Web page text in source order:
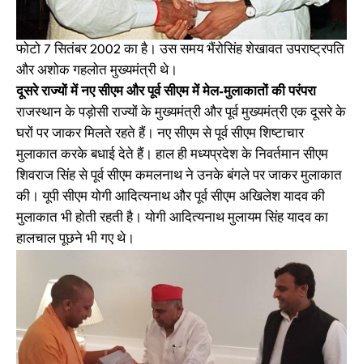
फोटो 7 सितंबर 2002 का है। उस समय भैंरोसिंह शेखावत उपराष्ट्रपति
और अशोक गहलोत मुख्यमंत्री थे।
दूसरे राज्यों में नए सीएम और पूर्व सीएम में मेल-मुलाकातों की परंपरा
राजस्थान के पड़ोसी राज्यों के मुख्यमंत्री और पूर्व मुख्यमंत्री एक दूसरे के
घरों पर जाकर मिलते रहते हैं। नए सीएम से पूर्व सीएम शिष्टाचार
मुलाकात करके बधाई देते हैं। हाल ही मध्यप्रदेश के निवर्तमान सीएम
शिवराज सिंह से पूर्व सीएम कमलनाथ ने उनके बंगले पर जाकर मुलाकात
की। यूपी सीएम योगी आदित्यनाथ और पूर्व सीएम अखिलेश यादव की
मुलाकात भी होती रहती है। योगी आदित्यनाथ मुलायम सिंह यादव का
हालचाल पूछने भी गए थे।